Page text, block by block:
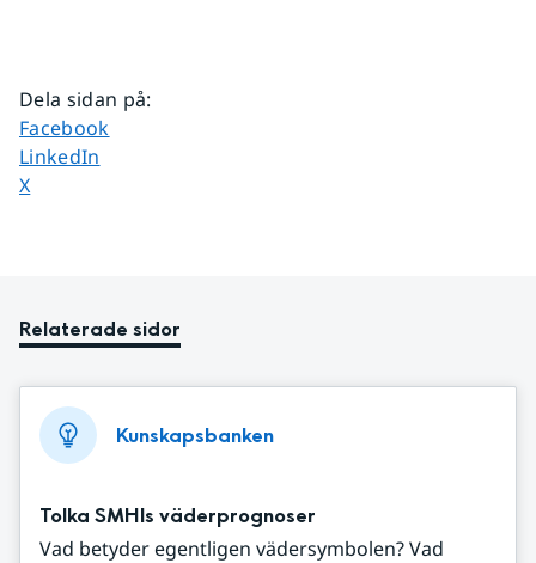
Dela sidan på:
Dela sidan på
Facebook
Dela sidan på
LinkedIn
Dela sidan på
X
Relaterade sidor
Kunskapsbanken
Tolka SMHIs väderprognoser
Vad betyder egentligen vädersymbolen? Vad